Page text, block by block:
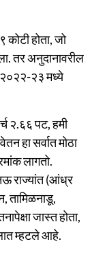
होता, जो
तर अनुदानावरील
२०२२-२३ मध्ये
२.६६ पट, हमी
हा सर्वात मोठा
लागतो.
राज्यांत (आंध्र
तामिळनाडू,
जास्त होता,
म्हटले आहे.